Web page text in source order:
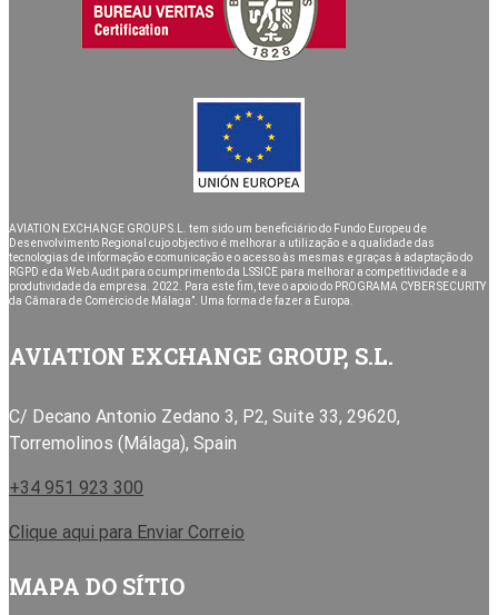
AVIATION EXCHANGE GROUP S.L. tem sido um beneficiário do Fundo Europeu de
Desenvolvimento Regional cujo objectivo é melhorar a utilização e a qualidade das
tecnologias de informação e comunicação e o acesso às mesmas e graças à adaptação do
RGPD e da Web Audit para o cumprimento da LSSICE para melhorar a competitividade e a
produtividade da empresa. 2022. Para este fim, teve o apoio do PROGRAMA CYBER SECURITY
da Câmara de Comércio de Málaga”. Uma forma de fazer a Europa.
AVIATION EXCHANGE GROUP, S.L.
C/ Decano Antonio Zedano 3, P2, Suite 33, 29620,
Torremolinos (Málaga), Spain
+34 951 923 300
Clique aqui para Enviar Correio
MAPA DO SÍTIO